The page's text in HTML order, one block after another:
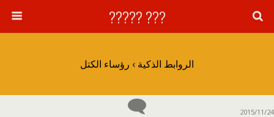
??? ?????
الروابط الذكية › رؤساء الكتل
2015/11/24